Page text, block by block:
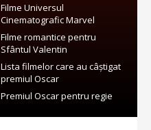
Filme Universul
Cinematografic Marvel
Filme romantice pentru
Sfântul Valentin
Lista filmelor care au câștigat
premiul Oscar
Premiul Oscar pentru regie